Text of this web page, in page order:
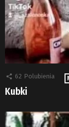
62 Polubienia
Kubki